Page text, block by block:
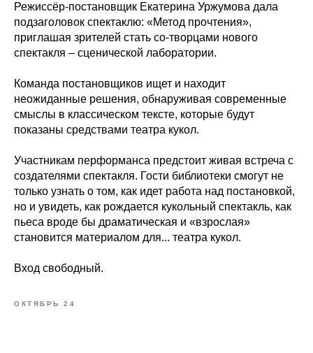
Режиссёр-постановщик Екатерина Уржумова дала
подзаголовок спектаклю: «Метод прочтения»,
приглашая зрителей стать со-творцами нового
спектакля – сценической лаборатории.
Команда постановщиков ищет и находит
неожиданные решения, обнаруживая современные
смыслы в классическом тексте, которые будут
показаны средствами театра кукол.
Участникам перформанса предстоит живая встреча с
создателями спектакля. Гости библиотеки смогут не
только узнать о том, как идет работа над постановкой,
но и увидеть, как рождается кукольный спектакль, как
пьеса вроде бы драматическая и «взрослая»
становится материалом для... театра кукол.
Вход свободный.
ОКТЯБРЬ 24